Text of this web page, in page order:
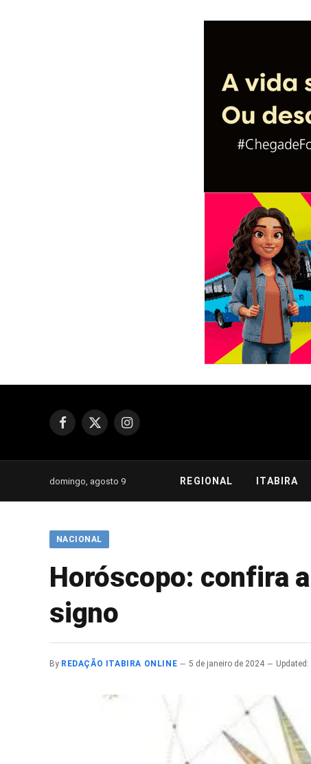
Facebook
X
Instagram
domingo, agosto 9 REGIONAL ITABIRA
NACIONAL
Horóscopo: confira
signo
By REDAÇÃO ITABIRA ONLINE 5 de janeiro de 2024 Updated: